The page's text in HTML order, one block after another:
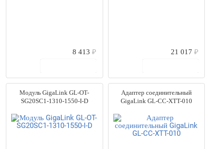
8 413₽ 21 017 ₽
Модуль GigaLink GL-OT-
SG20SC1-1310-1550-I-D
Адаптер соединительный
GigaLink GL-CC-XTT-010